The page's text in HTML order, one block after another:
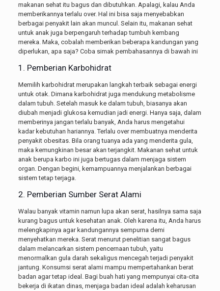
makanan sehat itu bagus dan dibutuhkan. Apalagi, kalau Anda
memberikannya terlalu over. Hal ini bisa saja menyebabkan
berbagai penyakit lain akan muncul. Selain itu, makanan sehat
untuk anak juga berpengaruh terhadap tumbuh kembang
mereka. Maka, cobalah memberikan beberapa kandungan yang
diperlukan, apa saja? Coba simak pembahasannya di bawah ini
1. Pemberian Karbohidrat
Memilih karbohidrat merupakan langkah terbaik sebagai energi
untuk otak. Dimana karbohidrat juga mendukung metabolisme
dalam tubuh. Setelah masuk ke dalam tubuh, biasanya akan
diubah menjadi glukosa kemudian jadi energi. Hanya saja, dalam
memberinya jangan terlalu banyak, Anda harus mengetahui
kadar kebutuhan hariannya. Terlalu over membuatnya menderita
penyakit obesitas. Bila orang tuanya ada yang menderita gula,
maka kemungkinan besar akan terjangkit. Makanan sehat untuk
anak berupa karbo ini juga bertugas dalam menjaga sistem
organ. Dengan begini, kemampuannya menjalankan berbagai
sistem tetap terjaga.
2. Pemberian Sumber Serat Alami
Walau banyak vitamin namun lupa akan serat, hasilnya sama saja
kurang bagus untuk kesehatan anak. Oleh karena itu, Anda harus
melengkapinya agar kandungannya sempurna demi
menyehatkan mereka. Serat menurut penelitian sangat bagus
dalam melancarkan sistem pencernaan tubuh, yaitu
menormalkan gula darah sekaligus mencegah terjadi penyakit
jantung. Konsumsi serat alami mampu mempertahankan berat
badan agar tetap ideal. Bagi buah hati yang mempunyai cita-cita
bekerja di ikatan dinas, menjaga badan ideal adalah keharusan